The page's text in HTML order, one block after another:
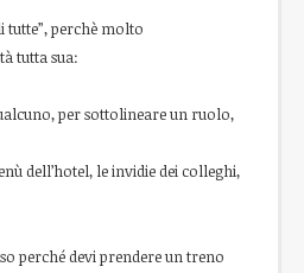
perchè molto
tutta sua:
per sottolineare un ruolo,
dell’hotel, le invidie dei colleghi,
perché devi prendere un treno